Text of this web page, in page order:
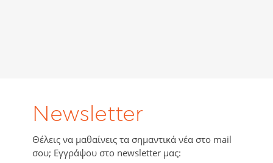
Newsletter
Θέλεις να μαθαίνεις τα σημαντικά νέα στο mail
σου; Εγγράψου στο newsletter μας: